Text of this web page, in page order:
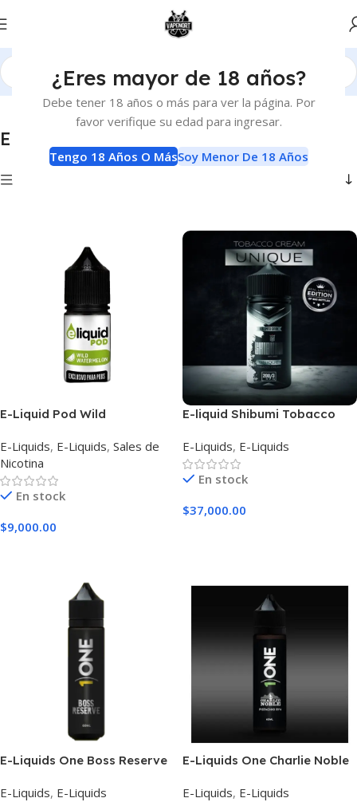
¿Eres mayor de 18 años?
Debe tener 18 años o más para ver la página. Por
favor verifique su edad para ingresar.
Tengo 18 Años O MásSoy Menor De 18 Años
Inicio E-Liquids E-Liquids Página 2
E-Liquids
E-Liquid Pod Wild
E-Liquids, E-Liquids, Sales de
Nicotina
En stock
$9,000.00
E-liquid Shibumi Tobacco
E-Liquids, E-Liquids
En stock
$37,000.00
E-Liquids One Boss Reserve
E-Liquids, E-Liquids
E-Liquids One Charlie Noble
E-Liquids, E-Liquids